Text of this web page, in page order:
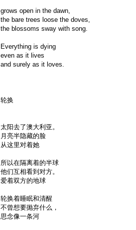
grows open in the dawn,
the bare trees loose the doves,
the blossoms sway with song.
Everything is dying
even as it lives
and surely as it loves.
轮换
太阳去了澳大利亚。
月亮半隐藏的脸
从这里对着她
所以在隔离着的半球
他们互相看到对方。
爱着双方的地球
轮换着睡眠和清醒
不曾想要抛弃什么，
思念像一条河